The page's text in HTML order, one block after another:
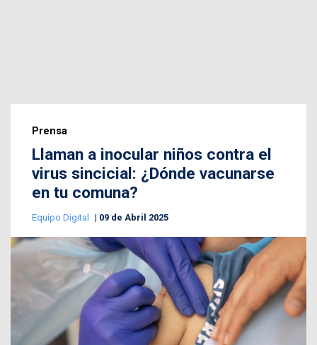
Prensa
Llaman a inocular niños contra el
virus sincicial: ¿Dónde vacunarse
en tu comuna?
Equipo Digital 09 de Abril 2025